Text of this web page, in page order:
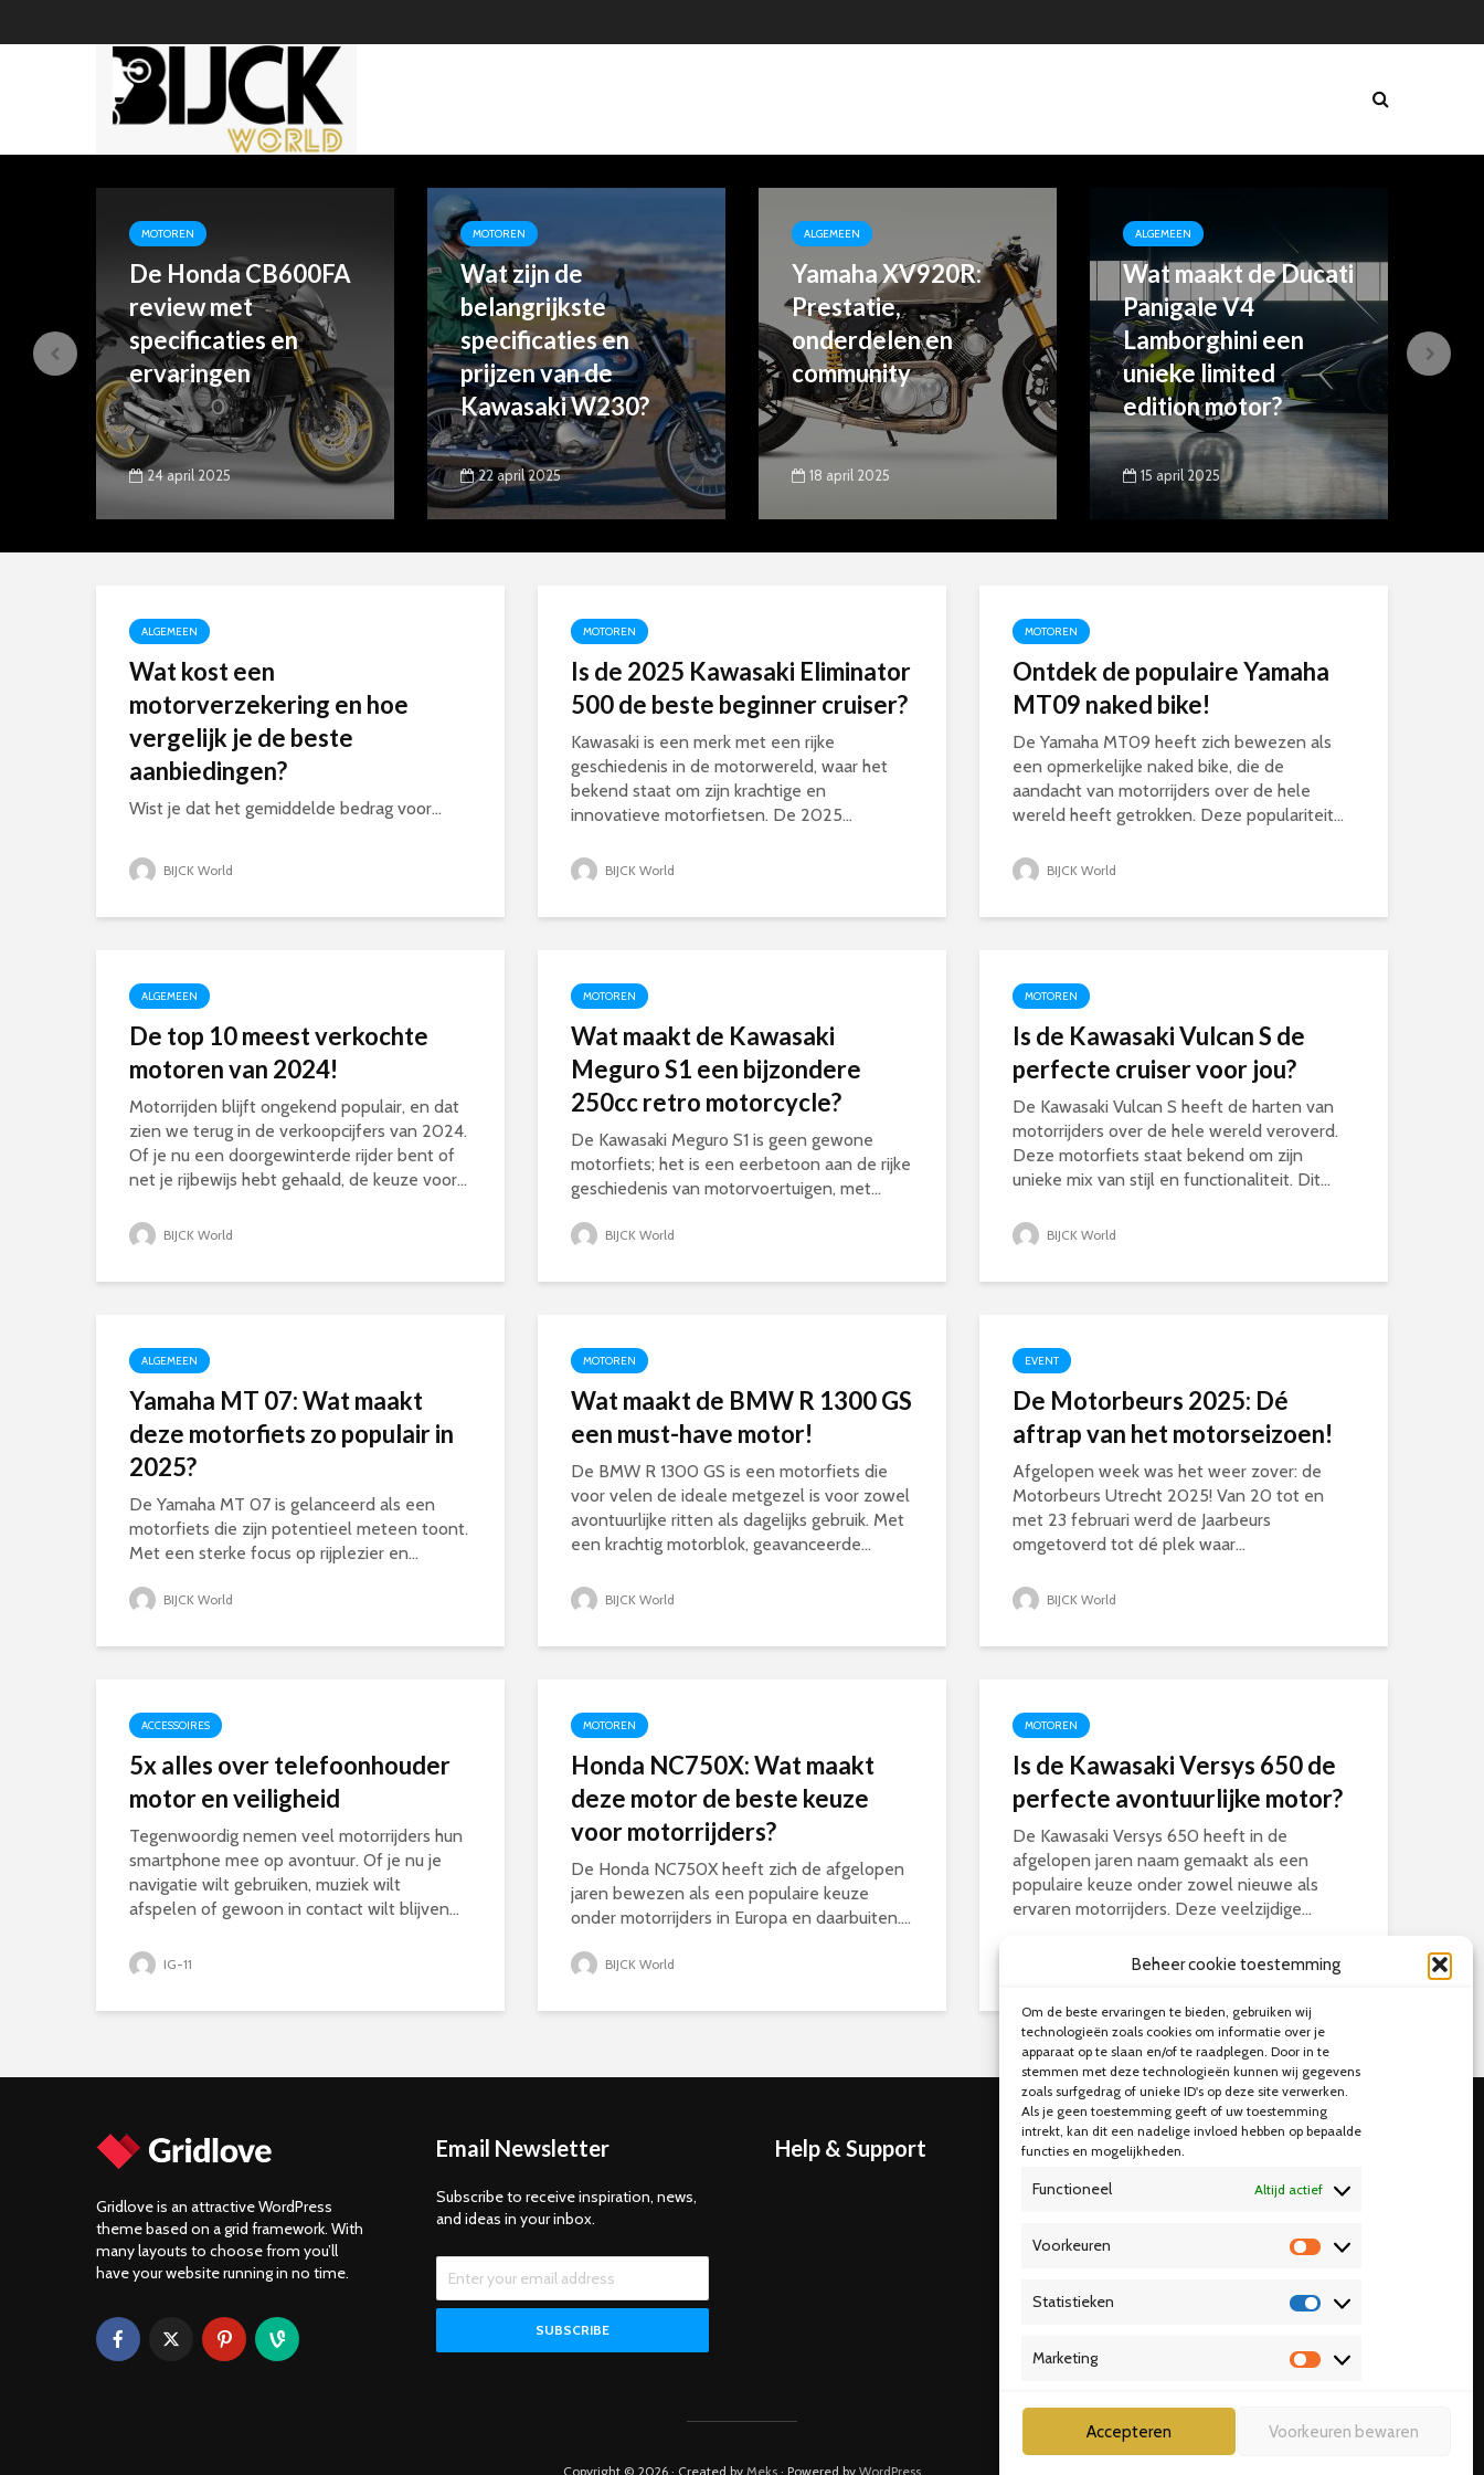
Beheer cookie toestemming
Om de beste ervaringen te bieden, gebruiken wij
technologieën zoals cookies om informatie over je
apparaat op te slaan en/of te raadplegen. Door in te
stemmen met deze technologieën kunnen wij gegevens
zoals surfgedrag of unieke ID's op deze site verwerken.
Als je geen toestemming geeft of uw toestemming
intrekt, kan dit een nadelige invloed hebben op bepaalde
functies en mogelijkheden.
Functioneel Altijd actief
Voorkeuren
Voorkeuren
Statistieken
Statistieken
Marketing
Marketing
Accepteren Voorkeuren bewaren
MOTOREN
De Honda CB600FA
review met
specificaties en
ervaringen
24 april 2025
MOTOREN
Wat zijn de
belangrijkste
specificaties en
prijzen van de
Kawasaki W230?
22 april 2025
ALGEMEEN
Yamaha XV920R:
Prestatie,
onderdelen en
community
18 april 2025
ALGEMEEN
Wat maakt de Ducati
Panigale V4
Lamborghini een
unieke limited
edition motor?
15 april 2025
ALGEMEEN
Wat kost een
motorverzekering en hoe
vergelijk je de beste
aanbiedingen?
Wist je dat het gemiddelde bedrag voor...
BIJCK World
MOTOREN
Is de 2025 Kawasaki Eliminator
500 de beste beginner cruiser?
Kawasaki is een merk met een rijke
geschiedenis in de motorwereld, waar het
bekend staat om zijn krachtige en
innovatieve motorfietsen. De 2025...
BIJCK World
MOTOREN
Ontdek de populaire Yamaha
MT09 naked bike!
De Yamaha MT09 heeft zich bewezen als
een opmerkelijke naked bike, die de
aandacht van motorrijders over de hele
wereld heeft getrokken. Deze populariteit...
BIJCK World
ALGEMEEN
De top 10 meest verkochte
motoren van 2024!
Motorrijden blijft ongekend populair, en dat
zien we terug in de verkoopcijfers van 2024.
Of je nu een doorgewinterde rijder bent of
net je rijbewijs hebt gehaald, de keuze voor...
BIJCK World
MOTOREN
Wat maakt de Kawasaki
Meguro S1 een bijzondere
250cc retro motorcycle?
De Kawasaki Meguro S1 is geen gewone
motorfiets; het is een eerbetoon aan de rijke
geschiedenis van motorvoertuigen, met...
BIJCK World
MOTOREN
Is de Kawasaki Vulcan S de
perfecte cruiser voor jou?
De Kawasaki Vulcan S heeft de harten van
motorrijders over de hele wereld veroverd.
Deze motorfiets staat bekend om zijn
unieke mix van stijl en functionaliteit. Dit...
BIJCK World
ALGEMEEN
Yamaha MT 07: Wat maakt
deze motorfiets zo populair in
2025?
De Yamaha MT 07 is gelanceerd als een
motorfiets die zijn potentieel meteen toont.
Met een sterke focus op rijplezier en...
BIJCK World
MOTOREN
Wat maakt de BMW R 1300 GS
een must-have motor!
De BMW R 1300 GS is een motorfiets die
voor velen de ideale metgezel is voor zowel
avontuurlijke ritten als dagelijks gebruik. Met
een krachtig motorblok, geavanceerde...
BIJCK World
EVENT
De Motorbeurs 2025: Dé
aftrap van het motorseizoen!
Afgelopen week was het weer zover: de
Motorbeurs Utrecht 2025! Van 20 tot en
met 23 februari werd de Jaarbeurs
omgetoverd tot dé plek waar...
BIJCK World
ACCESSOIRES
5x alles over telefoonhouder
motor en veiligheid
Tegenwoordig nemen veel motorrijders hun
smartphone mee op avontuur. Of je nu je
navigatie wilt gebruiken, muziek wilt
afspelen of gewoon in contact wilt blijven...
IG-11
MOTOREN
Honda NC750X: Wat maakt
deze motor de beste keuze
voor motorrijders?
De Honda NC750X heeft zich de afgelopen
jaren bewezen als een populaire keuze
onder motorrijders in Europa en daarbuiten....
BIJCK World
MOTOREN
Is de Kawasaki Versys 650 de
perfecte avontuurlijke motor?
De Kawasaki Versys 650 heeft in de
afgelopen jaren naam gemaakt als een
populaire keuze onder zowel nieuwe als
ervaren motorrijders. Deze veelzijdige...
Gridlove is an attractive WordPress
theme based on a grid framework. With
many layouts to choose from you’ll
have your website running in no time.
Email Newsletter
Subscribe to receive inspiration, news,
and ideas in your inbox.
Help & Support
Copyright © 2026 · Created by Meks · Powered by WordPress